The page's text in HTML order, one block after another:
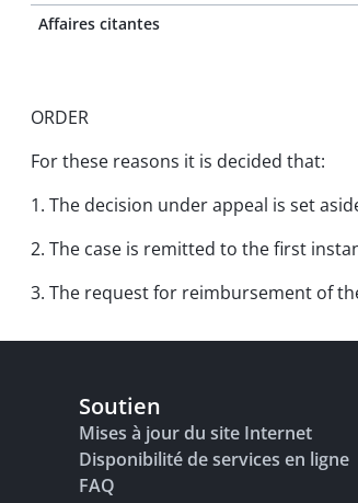
Affaires citantes
ORDER
For these reasons it is decided that:
1. The decision under appeal is set
2. The case is remitted to the first
3. The request for reimbursement of
Soutien
Mises à jour du site Internet
Disponibilité de services en ligne
FAQ